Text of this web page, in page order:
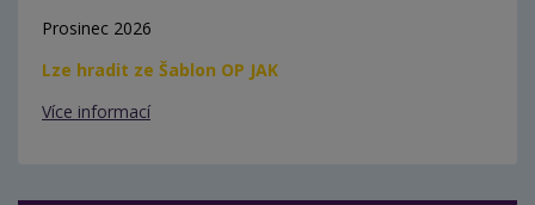
Prosinec 2026
Lze hradit ze Šablon OP JAK
Více informací